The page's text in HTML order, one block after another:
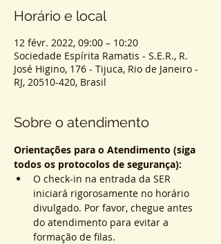
Horário e local
12 févr. 2022, 09:00 – 10:20
Sociedade Espírita Ramatis - S.E.R., R.
José Higino, 176 - Tijuca, Rio de Janeiro -
RJ, 20510-420, Brasil
Sobre o atendimento
Orientações para o Atendimento (siga
todos os protocolos de segurança):
O check-in na entrada da SER
iniciará rigorosamente no horário
divulgado. Por favor, chegue antes
do atendimento para evitar a
formação de filas.